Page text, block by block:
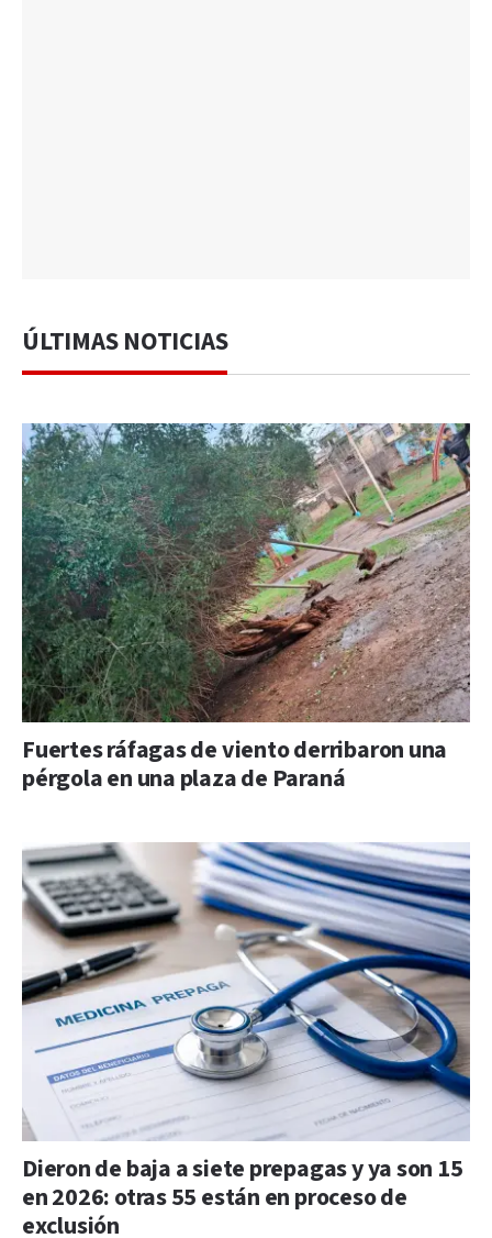
ÚLTIMAS NOTICIAS
Fuertes ráfagas de viento derribaron una
pérgola en una plaza de Paraná
Dieron de baja a siete prepagas y ya son 15
en 2026: otras 55 están en proceso de
exclusión